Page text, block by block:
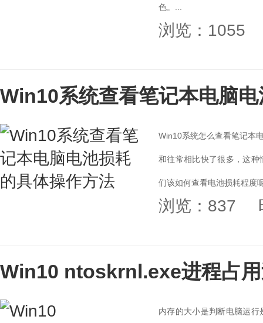
色。...
浏览：1055
Win10系统查看笔记本电脑
Win10系统怎么查看笔记本
和往常相比快了很多，这
们该如何查看电池损耗程度
池损耗的具体操作方法。...
浏览：837
Win10 ntoskrnl.exe进程占
内存的大小是判断电脑运